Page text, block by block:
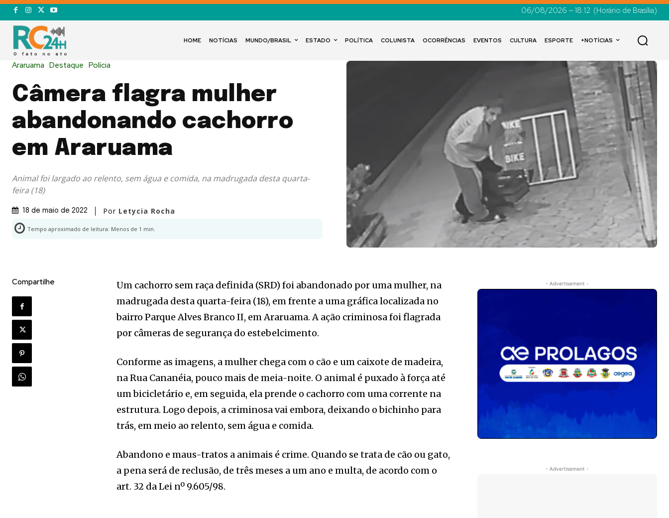
06/08/2026 — 18:12 (Horário de Brasília)
HOME NOTÍCIAS MUNDO/BRASIL ESTADO POLÍTICA COLUNISTA OCORRÊNCIAS EVENTOS CULTURA ESPORTE +NOTÍCIAS
Araruama Destaque Polícia
Câmera flagra mulher
abandonando cachorro
em Araruama
Animal foi largado ao relento, sem água e comida, na madrugada desta quarta-
feira (18)
18 de maio de 2022 Por Letycia Rocha
Tempo aproximado de leitura: Menos de 1 min.
Compartilhe
Um cachorro sem raça definida (SRD) foi abandonado por uma mulher, na
madrugada desta quarta-feira (18), em frente a uma gráfica localizada no
bairro Parque Alves Branco II, em Araruama. A ação criminosa foi flagrada
por câmeras de segurança do estebelcimento.
Conforme as imagens, a mulher chega com o cão e um caixote de madeira,
na Rua Cananéia, pouco mais de meia-noite. O animal é puxado à força até
um bicicletário e, em seguida, ela prende o cachorro com uma corrente na
estrutura. Logo depois, a criminosa vai embora, deixando o bichinho para
trás, em meio ao relento, sem água e comida.
Abandono e maus-tratos a animais é crime. Quando se trata de cão ou gato,
a pena será de reclusão, de três meses a um ano e multa, de acordo com o
art. 32 da Lei nº 9.605/98.
- Advertisement -
- Advertisement -